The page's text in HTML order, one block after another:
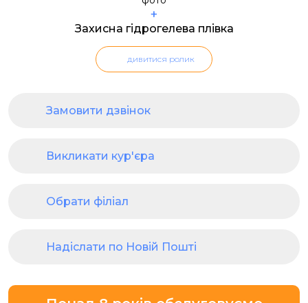
+
Захисна гідрогелева плівка
дивитися ролик
Замовити дзвінок
Викликати кур'єра
Обрати філіал
Надіслати по Новій Пошті